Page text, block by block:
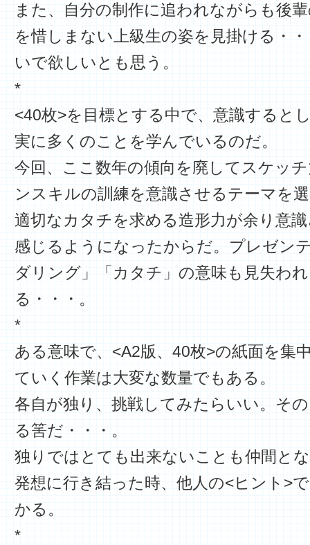
また、自分の制作に追われながらも後
を惜しまない上級生の姿を見掛ける・
いで欲しいとも思う。
*
<40枚>を目標とする中で、意識すると
実に多くのことを学んでいるのだ。
今回、ここ数年の傾向を廃してスケッ
ンスキルの訓練を意識させるテーマを
適切なカタチを求める造形力が余り意
感じるようになったからだ。プレゼン
ダリング」「カタチ」の意味も見失わ
る・・・。
*
ある意味で、<A2版、40枚>の紙面を集
ていく作業は大変な数量でもある。
各自が独り、挑戦してみたらいい。そ
る筈だ・・・。
独りではとても出来ないことも仲間と
発想に行き結った時、他人の<ヒント>
かる。
*